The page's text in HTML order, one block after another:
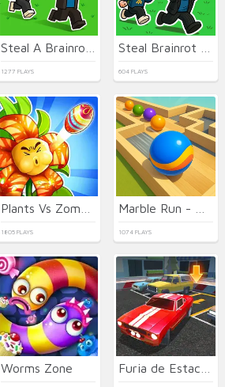
1277 PLAYS 604 PLAYS
1805 PLAYS 1074 PLAYS
Worms Zone